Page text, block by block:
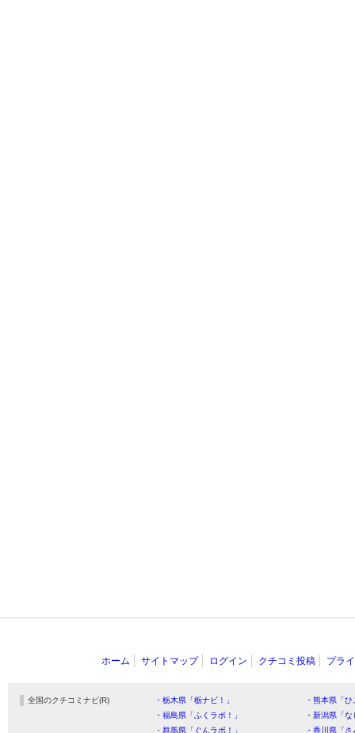
ホーム サイトマップ ログイン クチコミ投稿 プラ
全国のクチコミナビ(R) ・栃木県「栃ナビ！」
・熊本県「
・福島県「ふくラボ！」
・新潟県「
・群馬県「ぐんラボ！」
・香川県「